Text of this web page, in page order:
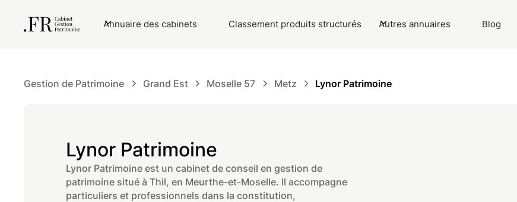
Annuaire des cabinets Classement produits structurés Autres annuaires Blog
Gestion de Patrimoine Grand Est Moselle 57 Metz Lynor Patrimoine​
Lynor Patrimoine​
​Lynor Patrimoine est un cabinet de conseil en gestion de
patrimoine situé à Thil, en Meurthe-et-Moselle. Il accompagne
particuliers et professionnels dans la constitution,